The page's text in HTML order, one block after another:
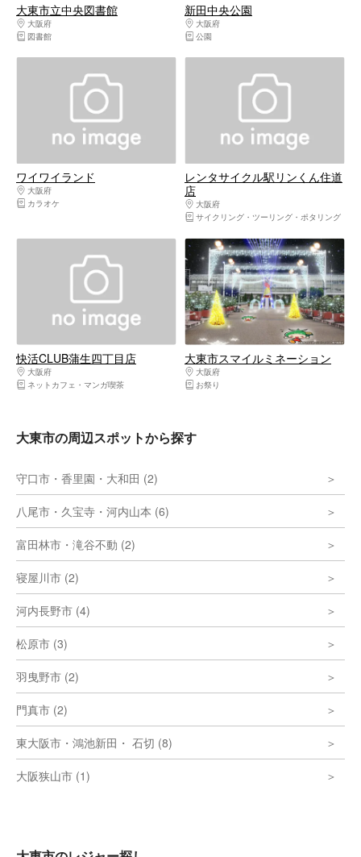
大東市立中央図書館
大阪府
大阪東部（寝屋川・守口・門真・東大阪）
図書館
新田中央公園
大阪府
公園
ワイワイランド
大阪府
大阪東部（寝屋川・守口・門真・東大阪）
カラオケ
レンタサイクル駅リンくん住道
店
大阪府
サイクリング・ツーリング・ポタリング
快活CLUB蒲生四丁目店
大阪府
大阪東部（寝屋川・守口・門真・東大阪）
ネットカフェ・マンガ喫茶
大東市スマイルミネーション
大阪府
お祭り
大東市の周辺スポットから探す
守口市・香里園・大和田 (2)
八尾市・久宝寺・河内山本 (6)
富田林市・滝谷不動 (2)
寝屋川市 (2)
河内長野市 (4)
松原市 (3)
羽曳野市 (2)
門真市 (2)
東大阪市・鴻池新田・ 石切 (8)
大阪狭山市 (1)